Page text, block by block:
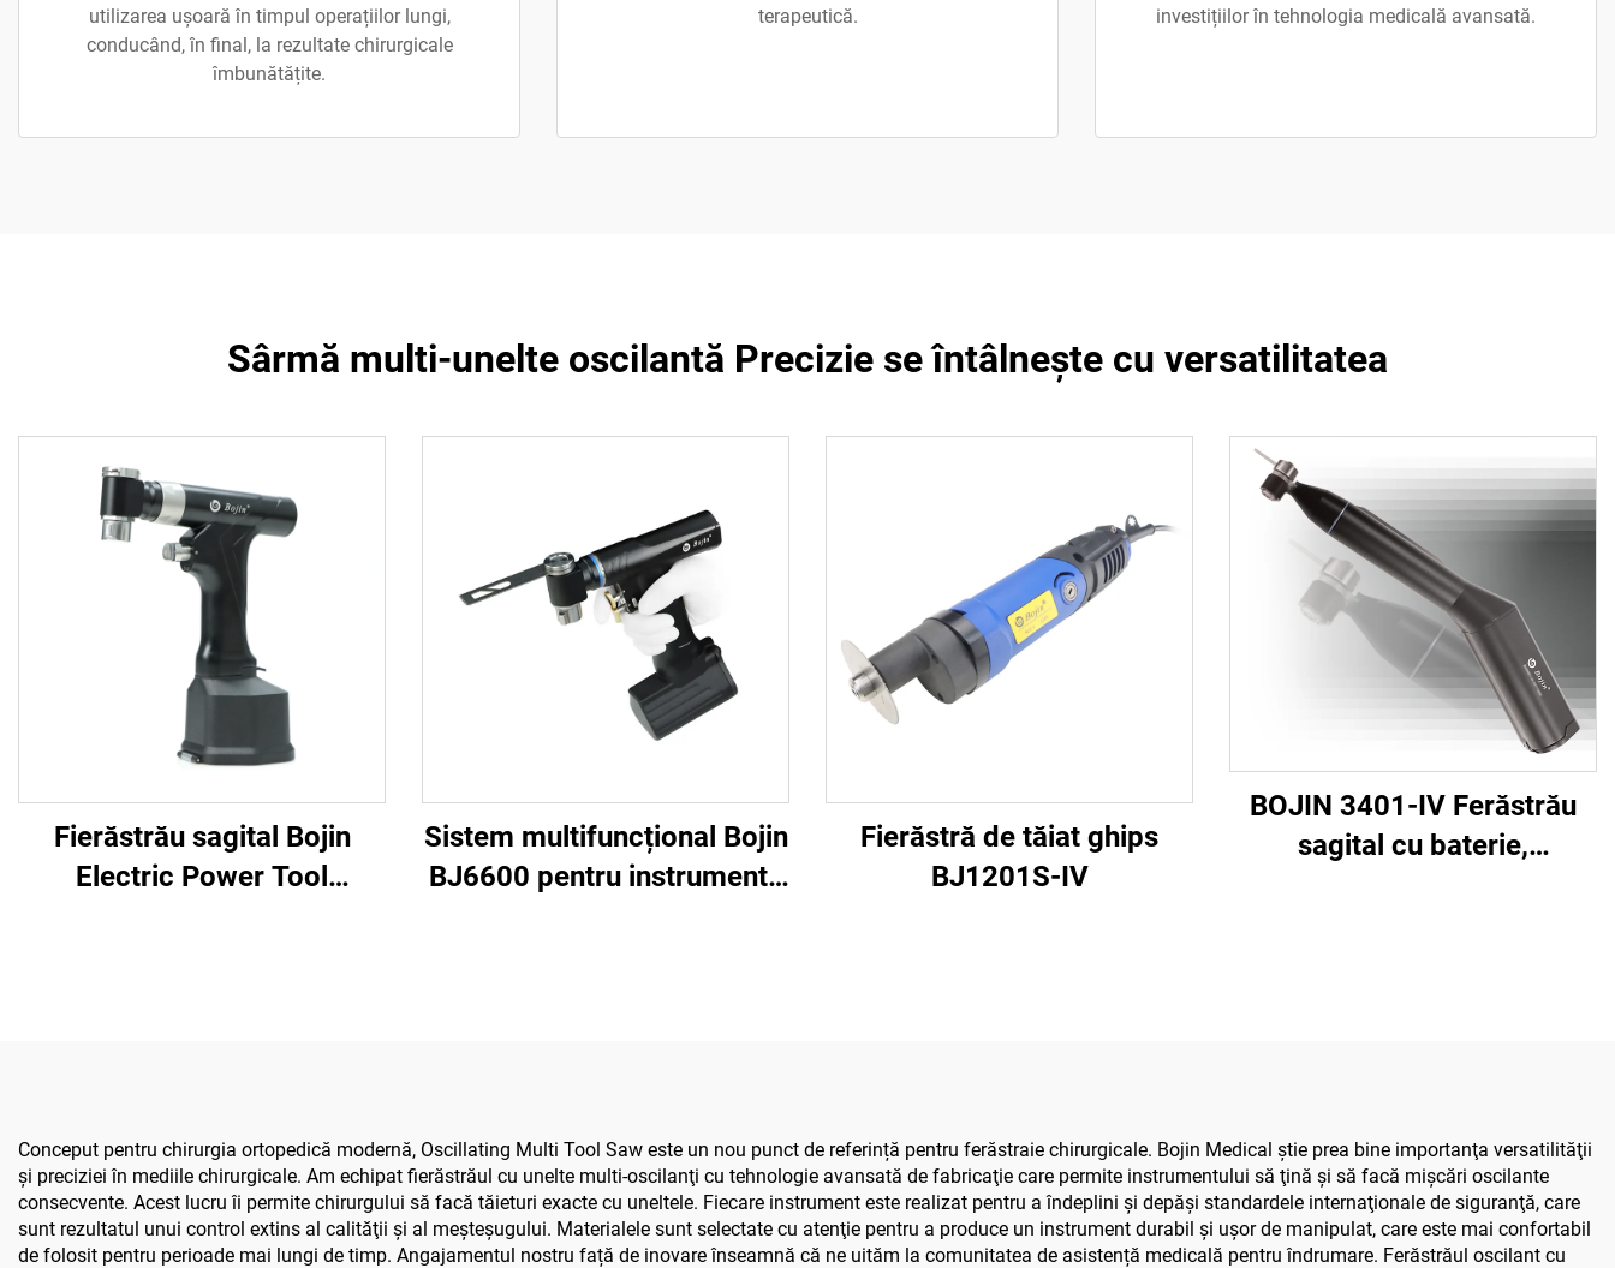
utilizarea ușoară în timpul operațiilor lungi,
conducând, în final, la rezultate chirurgicale
îmbunătățite.
terapeutică.
investițiilor în tehnologia medicală avansată.
Sârmă multi-unelte oscilantă Precizie se întâlneşte cu versatilitatea
Fierăstrău sagital Bojin
Electric Power Tool
Sistem multifuncțional Bojin
BJ6600 pentru instrumente
Fierăstră de tăiat ghips
BJ1201S-IV
BOJIN 3401-IV Ferăstrău
sagital cu baterie,
Conceput pentru chirurgia ortopedică modernă, Oscillating Multi Tool Saw este un nou punct de referință pentru ferăstraie chirurgicale. Bojin Medical ştie prea bine importanţa versatilităţii
şi preciziei în mediile chirurgicale. Am echipat fierăstrăul cu unelte multi-oscilanţi cu tehnologie avansată de fabricaţie care permite instrumentului să ţină şi să facă mişcări oscilante
consecvente. Acest lucru îi permite chirurgului să facă tăieturi exacte cu uneltele. Fiecare instrument este realizat pentru a îndeplini şi depăşi standardele internaţionale de siguranţă, care
sunt rezultatul unui control extins al calităţii şi al meşteşugului. Materialele sunt selectate cu atenţie pentru a produce un instrument durabil şi uşor de manipulat, care este mai confortabil
de folosit pentru perioade mai lungi de timp. Angajamentul nostru față de inovare înseamnă că ne uităm la comunitatea de asistență medicală pentru îndrumare. Ferăstrăul oscilant cu